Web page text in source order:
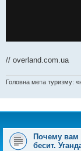
// overland.com.ua
Головна мета туризму:
Почему вам
бесит.